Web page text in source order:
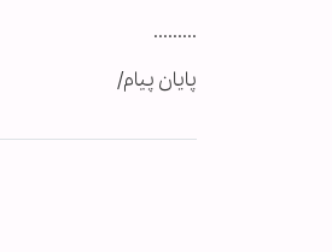
.........
پایان پیام/